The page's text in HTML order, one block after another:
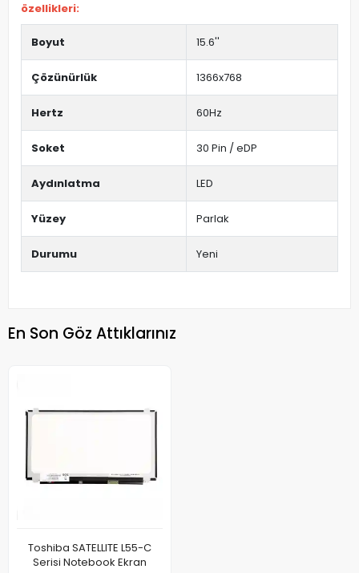
özellikleri:
Boyut 15.6''
Çözünürlük 1366x768
Hertz 60Hz
Soket 30 Pin / eDP
Aydınlatma LED
Yüzey Parlak
Durumu Yeni
En Son Göz Attıklarınız
Toshiba SATELLITE L55-C
Serisi Notebook Ekran